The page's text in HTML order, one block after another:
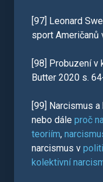
[97] Leonard
sport Američanů
[98] Probuzení v
Butter 2020 s.
[99] Narcismus
nebo dále proč
teoriím,
narcismus v
kolektivní